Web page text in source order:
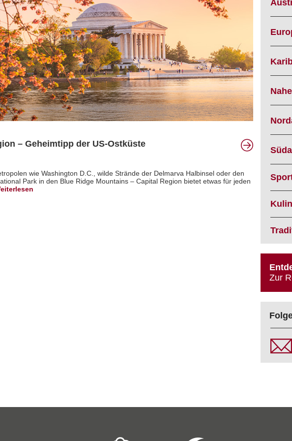
– Geheimtipp der US-Ostküste
wie Washington D.C., wilde Strände der Delmarva Halbinsel oder den
Park in den Blue Ridge Mountains – Capital Region bietet etwas für jeden
Zur